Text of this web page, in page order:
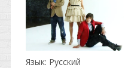
Язык: Русский